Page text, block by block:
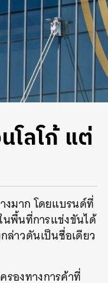
โลโก้ แต่
งมาก โดยแบรนด์ที่
นพื้นที่การแข่งขันได้
ล่าวดันเป็นชื่อเดียว
องทางการค้าที่